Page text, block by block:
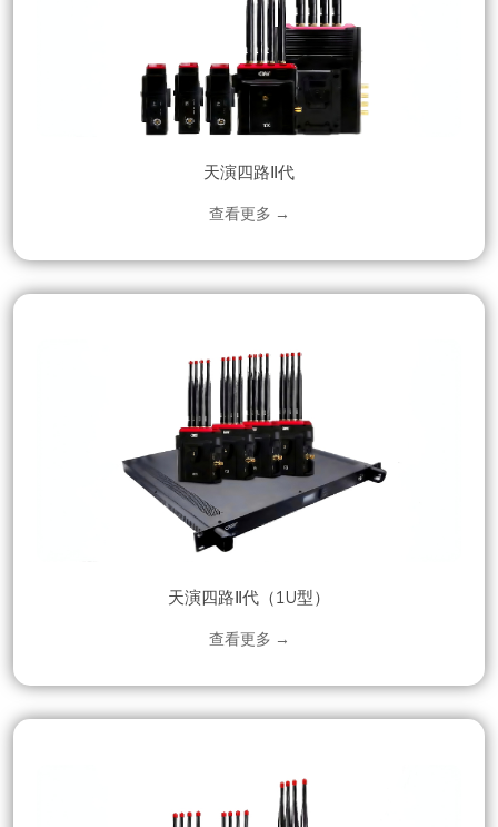
天演四路Ⅱ代
查看更多 →
天演四路Ⅱ代（1U型）
查看更多 →